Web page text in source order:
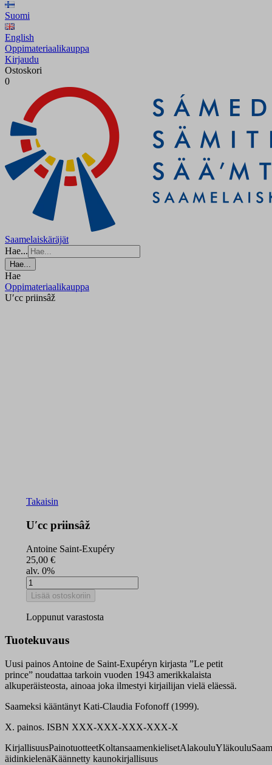
Suomi
English
Oppimateriaalikauppa
Kirjaudu
Ostoskori
0
Saamelaiskäräjät
Hae...
Hae...
Hae
Oppimateriaalikauppa
Uʹcc priinsâž
Takaisin
Uʹcc priinsâž
Antoine Saint-Exupéry
25,00 €
alv. 0%
Uʹcc
priinsâž
määrä
Lisää ostoskoriin
Loppunut varastosta
Tuotekuvaus
Uusi painos Antoine de Saint-Exupéryn kirjasta ”Le petit
prince” noudattaa tarkoin vuoden 1943 amerikkalaista
alkuperäisteosta, ainoaa joka ilmestyi kirjailijan vielä eläessä.
Saameksi kääntänyt Kati-Claudia Fofonoff (1999).
X. painos. ISBN XXX-XXX-XXX-XXX-X
KirjallisuusPainotuotteetKoltansaamenkielisetAlakouluYläkoulu
äidinkielenäKäännetty kaunokirjallisuus